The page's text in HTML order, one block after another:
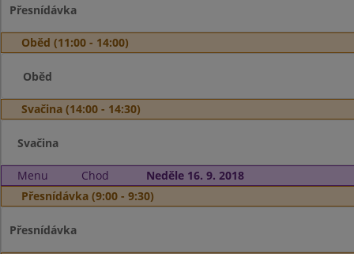
Přesnídávka
Oběd (11:00 - 14:00)
Oběd
Svačina (14:00 - 14:30)
Svačina
Menu Chod
Neděle 16. 9. 2018
Přesnídávka (9:00 - 9:30)
Přesnídávka